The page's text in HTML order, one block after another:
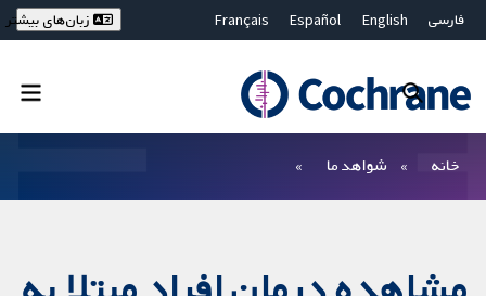
فارسی English
Español
Français
Bahasa Malaysia
ไทย
繁體中文
زبان‌های بیشتر
خانه شواهد ما